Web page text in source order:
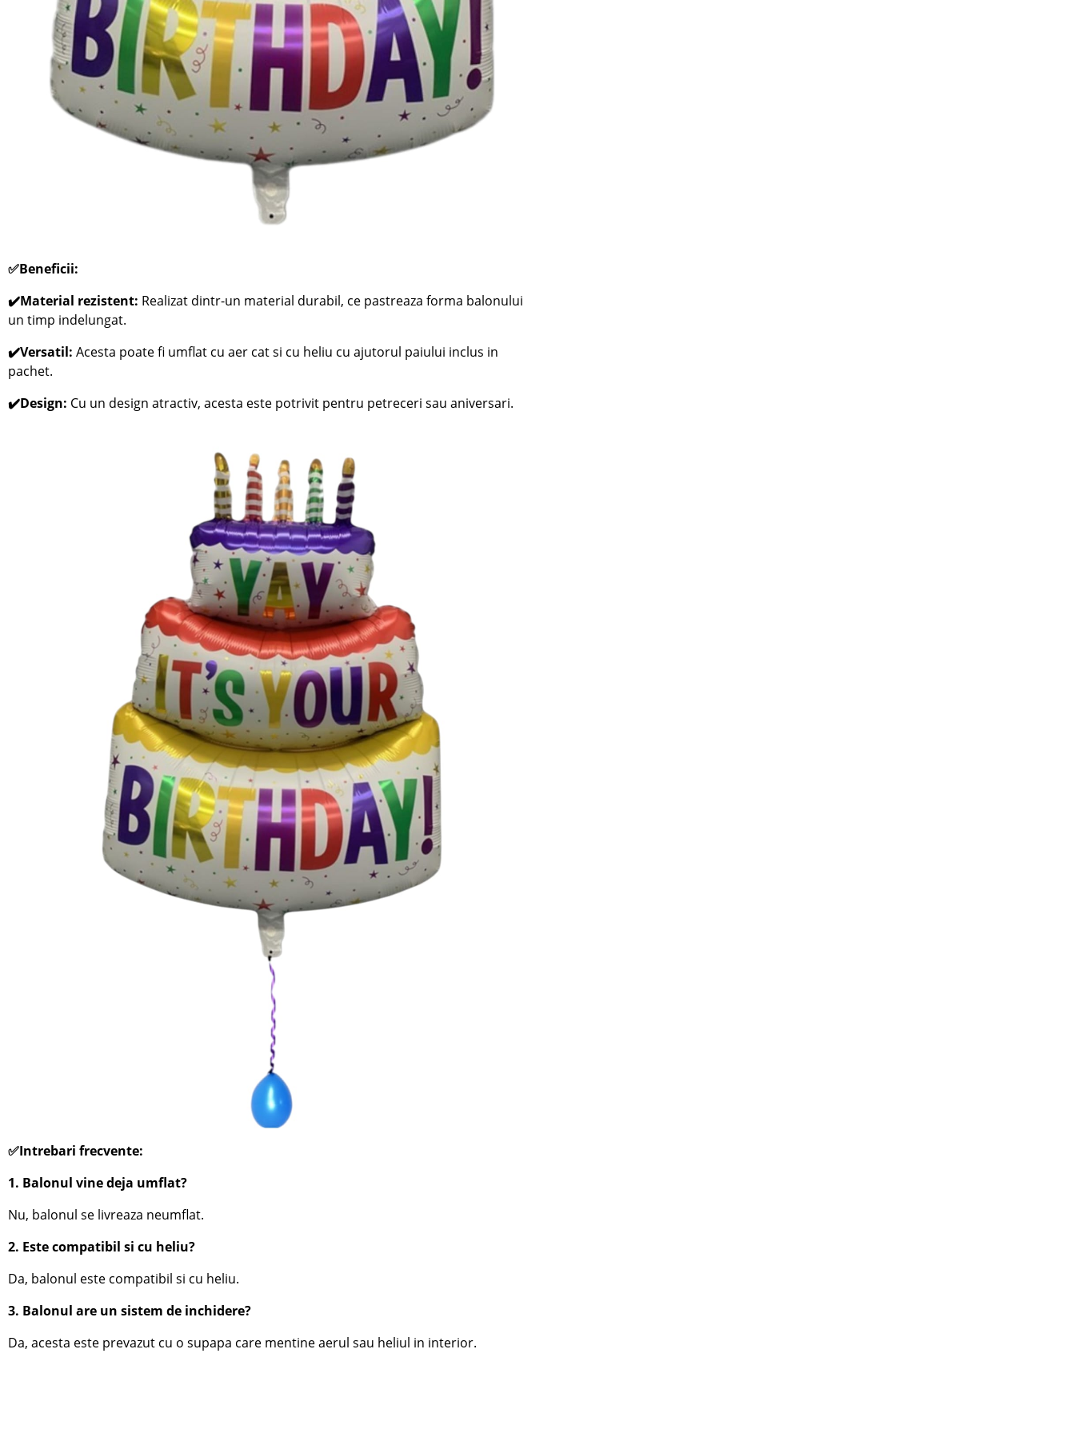
✅Beneficii:
✔️Material rezistent: Realizat dintr-un material durabil, ce pastreaza forma balonului
un timp indelungat.
✔️Versatil:Acesta poate fi umflat cu aer cat si cu heliu cu ajutorul paiului inclus in
pachet.
✔️Design: Cu un design atractiv, acesta este potrivit pentru petreceri sau aniversari.
✅Intrebari frecvente:
1. Balonul vine deja umflat?
Nu, balonul se livreaza neumflat.
2. Este compatibil si cu heliu?
Da, balonul este compatibil si cu heliu.
3. Balonul are un sistem de inchidere?
Da, acesta este prevazut cu o supapa care mentine aerul sau heliul in interior.